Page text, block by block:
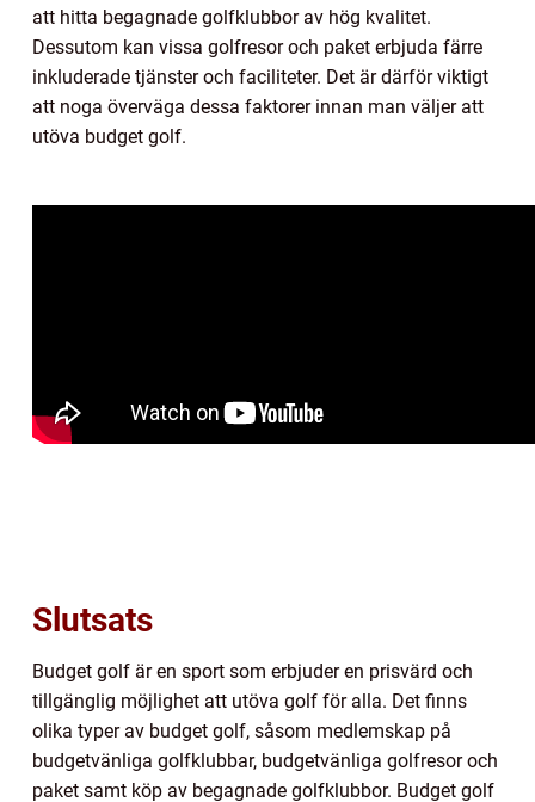
att hitta begagnade golfklubbor av hög kvalitet.
Dessutom kan vissa golfresor och paket erbjuda färre
inkluderade tjänster och faciliteter. Det är därför viktigt
att noga överväga dessa faktorer innan man väljer att
utöva budget golf.
Slutsats
Budget golf är en sport som erbjuder en prisvärd och
tillgänglig möjlighet att utöva golf för alla. Det finns
olika typer av budget golf, såsom medlemskap på
budgetvänliga golfklubbar, budgetvänliga golfresor och
paket samt köp av begagnade golfklubbor. Budget golf